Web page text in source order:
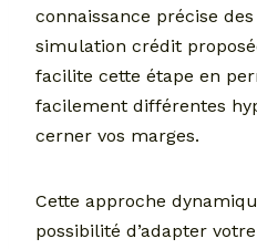
connaissance précise
simulation crédit
facilite cette étape en
facilement différentes
cerner vos marges.
Cette approche
possibilité d’adapter votre